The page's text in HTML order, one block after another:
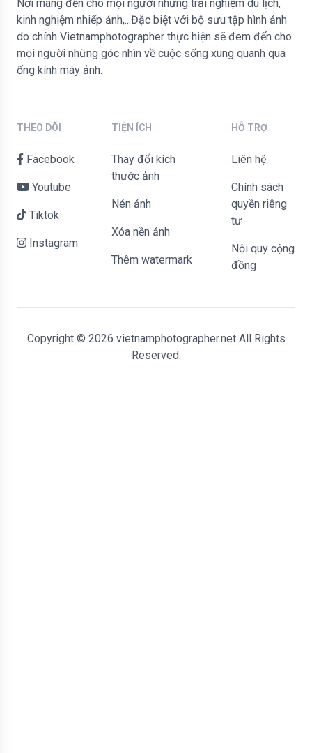
Nơi mang đến cho mọi người những trải nghiệm du lịch,
kinh nghiệm nhiếp ảnh,...Đặc biệt với bộ sưu tập hình ảnh
do chính Vietnamphotographer thực hiện sẽ đem đến cho
mọi người những góc nhìn về cuộc sống xung quanh qua
ống kính máy ảnh.
THEO DÕI
Facebook
Youtube
Tiktok
Instagram
TIỆN ÍCH
Thay đổi kích
thước ảnh
Nén ảnh
Xóa nền ảnh
Thêm watermark
HỖ TRỢ
liên hệ
Chính sách
quyền riêng
tư
Nội quy cộng
đồng
Copyright © 2026 vietnamphotographer.net All Rights
Reserved.